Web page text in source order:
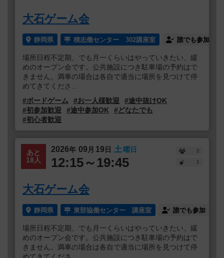
大石ゲーム会
静岡県 積志働センター 302講座室 誰でも参加
場所日程不定期、でも月一くらいはやっていきたい、緩
めのオープン会です。公共施設につき駐車場の予約はで
きません。満車の場合は各自で適当に場所を見つけて停
めてきてくださ...
#ボードゲーム
#お一人様歓迎
#途中抜けOK
#初参加歓迎
#途中参加OK
#どなたでも
#初心者歓迎
あと
18人
2026年 09 月 19日 土曜日
12:15～19:45
2
1
大石ゲーム会
静岡県 東部協働センター 講座室 誰でも参加
場所日程不定期、でも月一くらいはやっていきたい、緩
めのオープン会です。公共施設につき駐車場の予約はで
きません。満車の場合は各自で適当に場所を見つけて停